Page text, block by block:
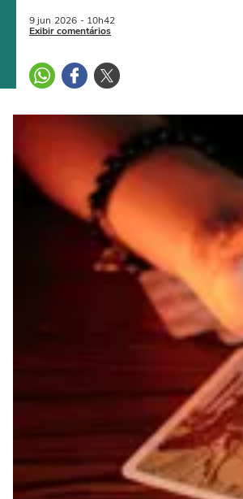
9 jun 2026 - 10h42
Exibir comentários